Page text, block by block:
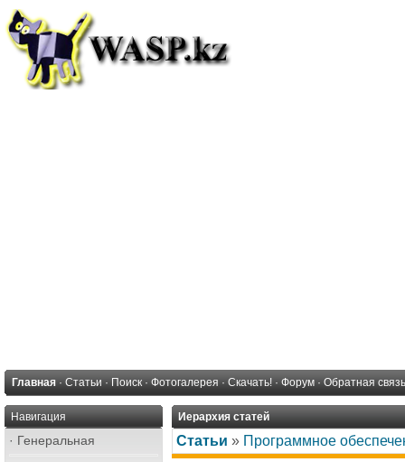
Главная · Статьи · Поиск · Фотогалерея · Скачать! · Форум · Обратная связь
Навигация
· Генеральная
Иерархия статей
Статьи » Программное